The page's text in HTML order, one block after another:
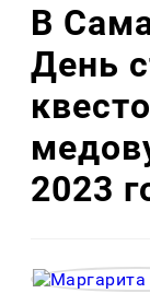
В
День
2023